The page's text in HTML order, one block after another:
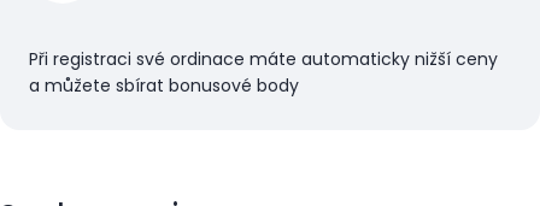
Při registraci své ordinace máte automaticky nižší ceny
a můžete sbírat bonusové body